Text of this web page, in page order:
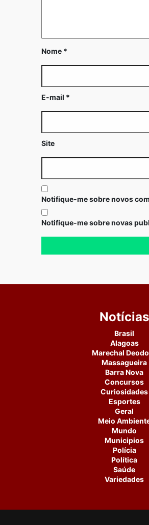
Nome *
E-mail *
Site
Notifique-me sobre novos
Notifique-me sobre novas
Notícias
Brasil
Alagoas
Marechal
Massagueira
Barra Nova
Concursos
Curiosidades
Esportes
Geral
Meio
Mundo
Municipios
Polícia
Política
Saúde
Variedades